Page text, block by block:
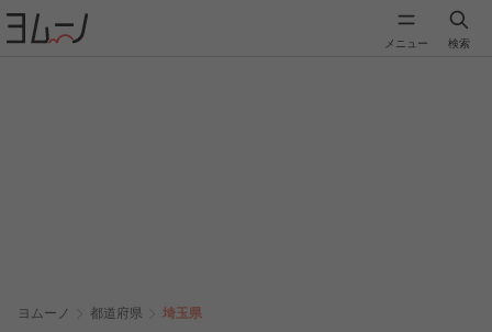
メニュー 検索
ヨムーノ 都道府県 埼玉県